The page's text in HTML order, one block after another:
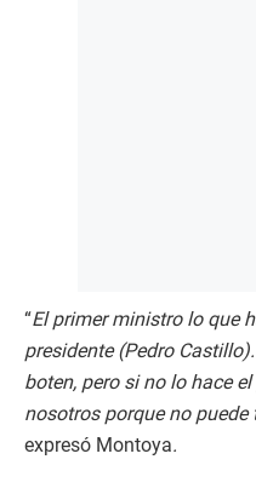
“El primer ministro lo que
presidente (Pedro
boten, pero si no lo hace
nosotros porque no puede
expresó Montoya.